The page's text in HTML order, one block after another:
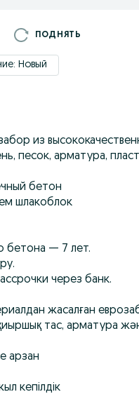
ПОДНЯТЬ
Новый
из
песок, арматура,
бетон
шлакоблок
бетона — 7 лет.
через банк.
жасалған
тас, арматура
арзан
кепілдік